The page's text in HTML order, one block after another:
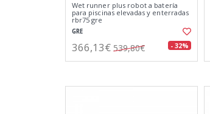
Wet runner plus robot a batería
para piscinas elevadas y enterradas
rbr75 gre
GRE
366,13€ 539,80€ - 32%